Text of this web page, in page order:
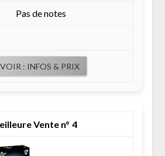
Pas de notes
VOIR : INFOS & PRIX
4